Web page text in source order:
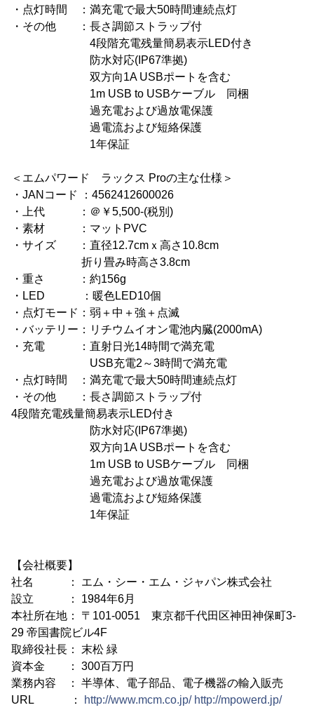
・点灯時間 ：満充電で最大50時間連続点灯
・その他 ：長さ調節ストラップ付
4段階充電残量簡易表示LED付き
防水対応(IP67準拠)
双方向1A USBポートを含む
1m USB to USBケーブル 同梱
過充電および過放電保護
過電流および短絡保護
1年保証
＜エムパワード ラックス Proの主な仕様＞
・JANコード ：4562412600026
・上代 ：＠￥5,500-(税別)
・素材 ：マットPVC
・サイズ ：直径12.7cmｘ高さ10.8cm
折り畳み時高さ3.8cm
・重さ ：約156g
・LED ：暖色LED10個
・点灯モード：弱＋中＋強＋点滅
・バッテリー：リチウムイオン電池内臓(2000mA)
・充電 ：直射日光14時間で満充電
USB充電2～3時間で満充電
・点灯時間 ：満充電で最大50時間連続点灯
・その他 ：長さ調節ストラップ付
4段階充電残量簡易表示LED付き
防水対応(IP67準拠)
双方向1A USBポートを含む
1m USB to USBケーブル 同梱
過充電および過放電保護
過電流および短絡保護
1年保証
【会社概要】
社名 ： エム・シー・エム・ジャパン株式会社
設立 ： 1984年6月
本社所在地： 〒101-0051 東京都千代田区神田神保町3-
29 帝国書院ビル4F
取締役社長： 末松 緑
資本金 ： 300百万円
業務内容 ： 半導体、電子部品、電子機器の輸入販売
URL ：
http://www.mcm.co.jp/ http://mpowerd.jp/